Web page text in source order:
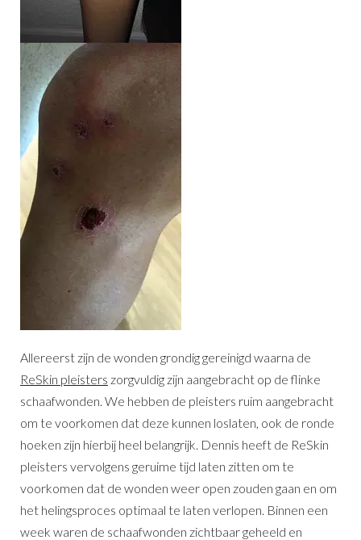
Allereerst zijn de wonden grondig gereinigd waarna de
ReSkin pleisters zorgvuldig zijn aangebracht op de flinke
schaafwonden. We hebben de pleisters ruim aangebracht
om te voorkomen dat deze kunnen loslaten, ook de ronde
hoeken zijn hierbij heel belangrijk. Dennis heeft de ReSkin
pleisters vervolgens geruime tijd laten zitten om te
voorkomen dat de wonden weer open zouden gaan en om
het helingsproces optimaal te laten verlopen. Binnen een
week waren de schaafwonden zichtbaar geheeld en